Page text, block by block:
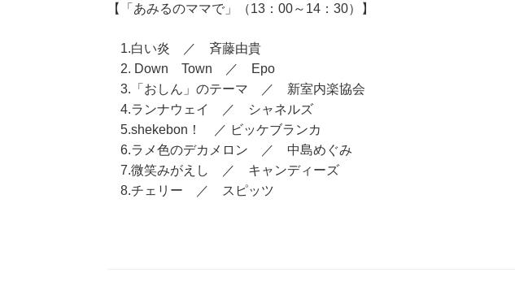
【「あみるのママで」（13：00～14：30）】
1.白い炎 ／ 斉藤由貴
2. Down Town ／ Epo
3.「おしん」のテーマ ／ 新室内楽協会
4.ランナウェイ ／ シャネルズ
5.shekebon！ ／ ビッケブランカ
6.ラメ色のデカメロン ／ 中島めぐみ
7.微笑みがえし ／ キャンディーズ
8.チェリー ／ スピッツ